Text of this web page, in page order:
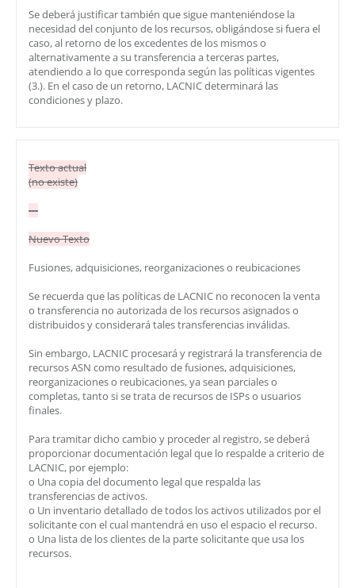
Se deberá justificar también que sigue manteniéndose la
necesidad del conjunto de los recursos, obligándose si fuera el
caso, al retorno de los excedentes de los mismos o
alternativamente a su transferencia a terceras partes,
atendiendo a lo que corresponda según las políticas vigentes
(3.). En el caso de un retorno, LACNIC determinará las
condiciones y plazo.
Texto actual
(no existe)
---
Nuevo Texto
Fusiones, adquisiciones, reorganizaciones o reubicaciones
Se recuerda que las políticas de LACNIC no reconocen la venta
o transferencia no autorizada de los recursos asignados o
distribuidos y considerará tales transferencias inválidas.
Sin embargo, LACNIC procesará y registrará la transferencia de
recursos ASN como resultado de fusiones, adquisiciones,
reorganizaciones o reubicaciones, ya sean parciales o
completas, tanto si se trata de recursos de ISPs o usuarios
finales.
Para tramitar dicho cambio y proceder al registro, se deberá
proporcionar documentación legal que lo respalde a criterio de
LACNIC, por ejemplo:
o Una copia del documento legal que respalda las
transferencias de activos.
o Un inventario detallado de todos los activos utilizados por el
solicitante con el cual mantendrá en uso el espacio el recurso.
o Una lista de los clientes de la parte solicitante que usa los
recursos.